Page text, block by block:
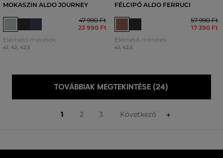
MOKASZIN ALDO JOURNEY
47 990 Ft
23 990 Ft
Elérhető méretek:
41, 42, 42,5
FÉLCIPŐ ALDO FERRUCI
57 990 Ft
17 390 Ft
Elérhető méretek:
41, 42,5
TOVÁBBIAK MEGTEKINTÉSE (24)
1 2 3 Következő